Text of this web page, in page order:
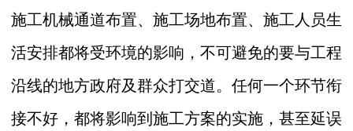
施工机械通道布置、施工场地布置、施工人员生
活安排都将受环境的影响，不可避免的要与工程
沿线的地方政府及群众打交道。任何一个环节衔
接不好，都将影响到施工方案的实施，甚至延误